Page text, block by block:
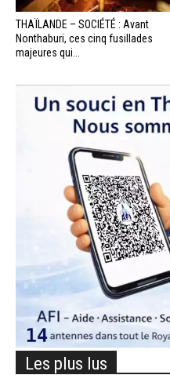
THAÏLANDE – SOCIÉTÉ : Avant
Nonthaburi, ces cinq fusillades
majeures qui...
Les plus lus